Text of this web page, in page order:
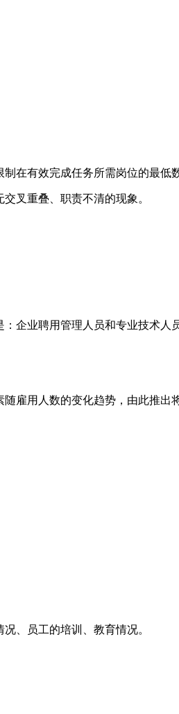
在有效完成任务所需岗位的最低数
叉重叠、职责不清的现象。
企业聘用管理人员和专业技术人
雇用人数的变化趋势，由此推出
、员工的培训、教育情况。